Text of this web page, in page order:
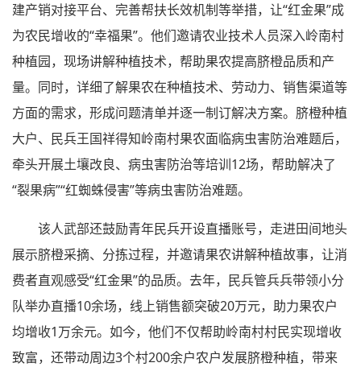
建产销对接平台、完善帮扶长效机制等举措，让“红金果”成
为农民增收的“幸福果”。他们邀请农业技术人员深入岭南村
种植园，现场讲解种植技术，帮助果农提高脐橙品质和产
量。同时，详细了解果农在种植技术、劳动力、销售渠道等
方面的需求，形成问题清单并逐一制订解决方案。脐橙种植
大户、民兵王国祥得知岭南村果农面临病虫害防治难题后，
牵头开展土壤改良、病虫害防治等培训12场，帮助解决了
“裂果病”“红蜘蛛侵害”等病虫害防治难题。
该人武部还鼓励青年民兵开设直播账号，走进田间地头
展示脐橙采摘、分拣过程，并邀请果农讲解种植故事，让消
费者直观感受“红金果”的品质。去年，民兵管兵兵带领小分
队举办直播10余场，线上销售额突破20万元，助力果农户
均增收1万余元。如今，他们不仅帮助岭南村村民实现增收
致富，还带动周边3个村200余户农户发展脐橙种植，带来